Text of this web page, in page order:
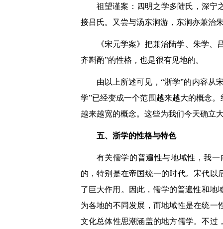
祖望谨案：四明之学多陆氏，深宁
接吕氏。又尝与汤东涧游，东涧亦兼治
《宋元学案》把兼治陆学、朱学、
齐斟酌”的性格，也是很有见地的。
由以上所述可见，“浙学”的内容从
学”已经变成一个范围越来越大的概念
越来越宽的概念。这些为我们今天确立
五、浙学的性格与特色
有关儒学的普遍性与地域性，我
的，特别是在帝国统一的时代。宋代
了巨大作用。因此，儒学的普遍性和地
为各地的不同发展，而地域性是在统
文化总体性思潮涵盖的地方儒学。不过